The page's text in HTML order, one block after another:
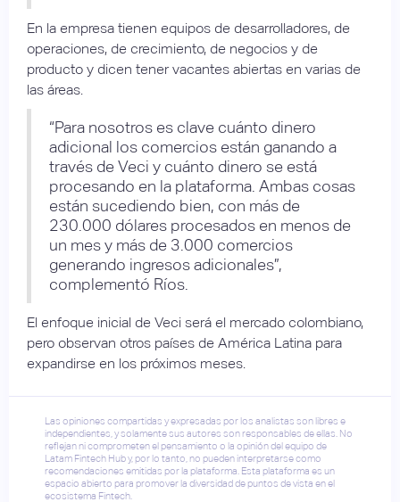
En la empresa tienen equipos de desarrolladores, de
operaciones, de crecimiento, de negocios y de
producto y dicen tener vacantes abiertas en varias de
las áreas.
“Para nosotros es clave cuánto dinero
adicional los comercios están ganando a
través de Veci y cuánto dinero se está
procesando en la plataforma. Ambas cosas
están sucediendo bien, con más de
230.000 dólares procesados en menos de
un mes y más de 3.000 comercios
generando ingresos adicionales”,
complementó Ríos.
El enfoque inicial de Veci será el mercado colombiano,
pero observan otros países de América Latina para
expandirse en los próximos meses.
Las opiniones compartidas y expresadas por los analistas son libres e
independientes, y solamente sus autores son responsables de ellas. No
reflejan ni comprometen el pensamiento o la opinión del equipo de
Latam Fintech Hub y, por lo tanto, no pueden interpretarse como
recomendaciones emitidas por la plataforma. Esta plataforma es un
espacio abierto para promover la diversidad de puntos de vista en el
ecosistema Fintech.